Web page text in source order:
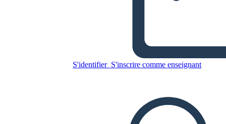
S'identifier S'inscrire comme enseignant
LIRE LE DIAPORAMA